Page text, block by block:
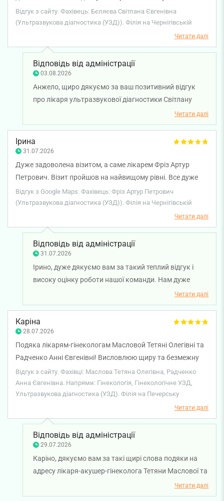
Рекомендую.
Відгук з сайту. Фахівець: Бєляєва Світлана Євгенівна
(Ультразвукова діагностика (УЗД)). Філія на Чернігівській
Читати далі
Відповідь від адміністрації
03.08.2026
Анжело, щиро дякуємо за ваш позитивний відгук
про лікаря ультразвукової діагностики Світлану
Читати далі
Ірина
31.07.2026
Дуже задоволена візитом, а саме лікарем Фріз Артур
Петрович. Візит пройшов на найвищому рівні. Все дуже
сподобалося. Також дуже задоволена адміністратором
Валентиною, її відношенням до пацієнта, емпатією та
Відгук з Google Maps. Фахівець: Фріз Артур Петрович
(Ультразвукова діагностика (УЗД)). Філія на Чернігівській
Читати далі
Відповідь від адміністрації
31.07.2026
Ірино, дуже дякуємо вам за такий теплий відгук і
високу оцінку роботи нашої команди. Нам дуже
приємно, що візит до лікаря ультразвукової
діагностики Артура Фріза залишив у вас лише
позитивні враження, а консультація пройшла на
високому рівні. Бажаємо вам міцного здоров'я!
Читати далі
Каріна
28.07.2026
Подяка лікарям-гінекологам Масловой Тетяні Олегівні та
Радченко Анні Євгенівні! Висловлюю щиру та безмежну
подяку лікарям-гінекологам за високий професіоналізм,
компетентність, уважне та чуйне ставлення до пацієнтів.
Дякую Вам за турботу, підтримку, людяність і
відповідальне ставлення до своєї надзвичайно важливої
роботи. Ваша професійність, уважність до кожної
пацієнтки та бажання допомогти викликають щиру
повагу та вдячність. Нехай Ваша нелегка, але
надзвичайно важлива праця завжди буде гідно оцінена, а
кожен день приносить задоволення від результатів Вашої
роботи та вдячність пацієнтів. Бажаю Вам міцного
здоров'я, добробуту, професійних успіхів, невичерпних сил
Відгук з сайту. Фахівці: Маслова Тетяна Олегівна, Радченко
Анна Євгенівна. Напрями: Гінекологія, Гінекологічне УЗД,
Ультразвукова діагностика (УЗД). Філія на Печерську
Читати далі
Відповідь від адміністрації
29.07.2026
Каріно, дякуємо вам за такі щирі слова подяки на
адресу лікаря-акушер-гінеколога Тетяни Маслової та
лікаря ультразвукової діагностики Анни Радченко.
Нам дуже приємно, що робота наших лікарів
Читати далі